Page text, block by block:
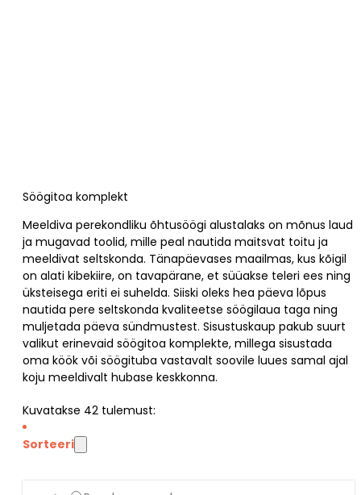
Söögitoa komplekt
Meeldiva perekondliku õhtusöögi alustalaks on mõnus laud
ja mugavad toolid, mille peal nautida maitsvat toitu ja
meeldivat seltskonda. Tänapäevases maailmas, kus kõigil
on alati kibekiire, on tavapärane, et süüakse teleri ees ning
üksteisega eriti ei suhelda. Siiski oleks hea päeva lõpus
nautida pere seltskonda kvaliteetse söögilaua taga ning
muljetada päeva sündmustest. Sisustuskaup pakub suurt
valikut erinevaid söögitoa komplekte, millega sisustada
oma köök või söögituba vastavalt soovile luues samal ajal
koju meeldivalt hubase keskkonna.
Kuvatakse 42 tulemust:
Sorteeri